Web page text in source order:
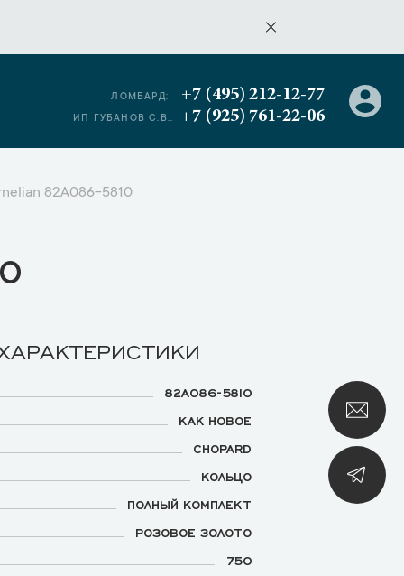
ЛОМБАРД: +7 (495) 212-12-77
ИП ГУБАНОВ С.В.: +7 (925) 761-22-06
82A086-5810
82A086-5810
КАК НОВОЕ
CHOPARD
КОЛЬЦО
ПОЛНЫЙ КОМПЛЕКТ
РОЗОВОЕ ЗОЛОТО
750